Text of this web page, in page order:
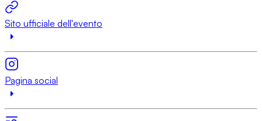
Sito ufficiale dell'evento
Pagina social